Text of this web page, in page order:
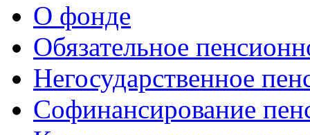
О фонде
Обязательное
Негосударственное
Софинансирование